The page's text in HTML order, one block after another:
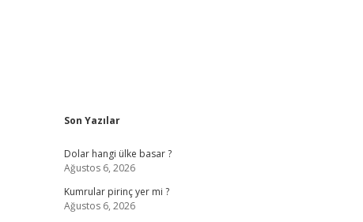
Sidebar
Son Yazılar
Dolar hangi ülke basar ?
Ağustos 6, 2026
Kumrular pirinç yer mi ?
Ağustos 6, 2026